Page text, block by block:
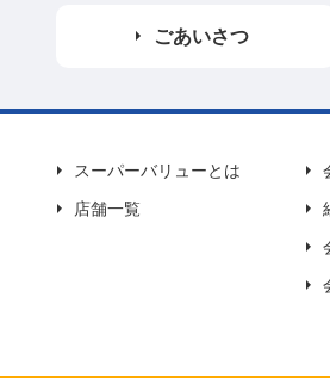
ごあいさつ
スーパーバリューとは
店舗一覧